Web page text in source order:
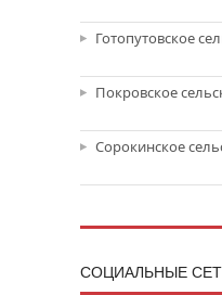
Готопутовское
Покровское
Сорокинское
CОЦИАЛЬНЫЕ